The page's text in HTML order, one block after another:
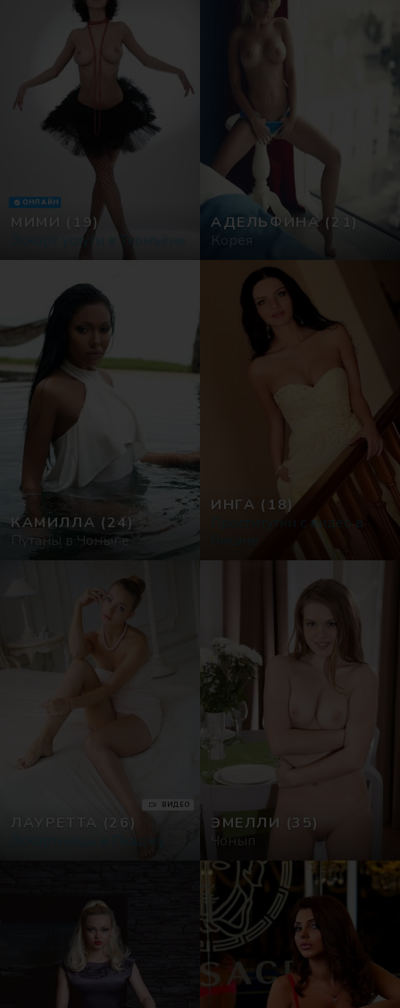
МИМИ
(19)
Эскорт услуги в Тхонъёне
ОНЛАЙН
АДЕЛЬФИНА (21)
Корея
КАМИЛЛА (24)
Путаны в Чоныпе
ИНГА (18)
Проститутки с видео в
ЛАУРЕТТА
(26)
ВИДЕО
ЭМЕЛЛИ (35)
Чонып